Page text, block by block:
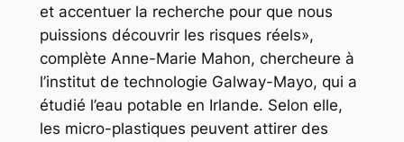
et accentuer la recherche pour que nous
puissions découvrir les risques réels»,
complète Anne-Marie Mahon, chercheure à
l’institut de technologie Galway-Mayo, qui a
étudié l’eau potable en Irlande. Selon elle,
les micro-plastiques peuvent attirer des